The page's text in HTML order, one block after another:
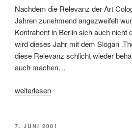
Nachdem die Relevanz der Art
Jahren zunehmend angezweifelt
Kontrahent in Berlin sich auch nicht
wird dieses Jahr mit dem Slogan
diese Relevanz schlicht wieder
auch machen…
„Art
weiterlesen
VERÖFFENTLICHT
7. JUNI 2001